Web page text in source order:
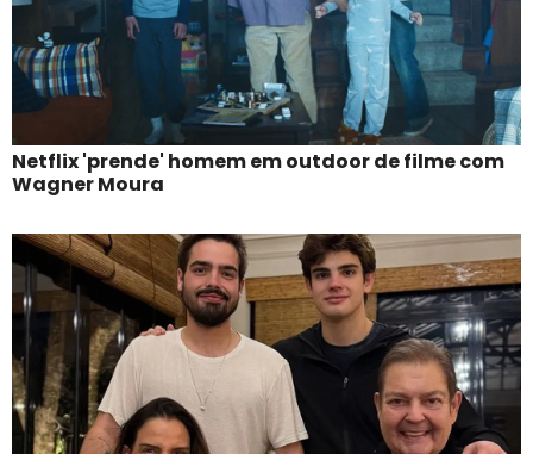
Netflix 'prende' homem em outdoor de filme com
Wagner Moura